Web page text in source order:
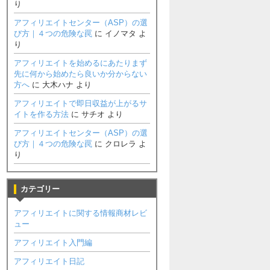
り
アフィリエイトセンター（ASP）の選
び方｜４つの危険な罠 に イノマタ よ
り
アフィリエイトを始めるにあたりまず
先に何から始めたら良いか分からない
方へ に 大木ハナ より
アフィリエイトで即日収益が上がるサ
イトを作る方法 に サチオ より
アフィリエイトセンター（ASP）の選
び方｜４つの危険な罠 に クロレラ よ
り
カテゴリー
アフィリエイトに関する情報商材レビ
ュー
アフィリエイト入門編
アフィリエイト日記